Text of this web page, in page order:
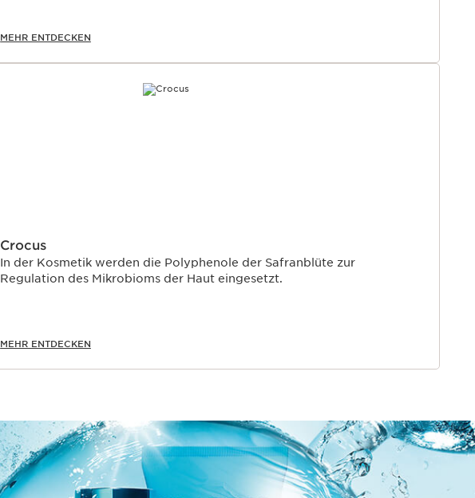
MEHR ENTDECKEN
Crocus
In der Kosmetik werden die Polyphenole der Safranblüte zur
Regulation des Mikrobioms der Haut eingesetzt.
MEHR ENTDECKEN